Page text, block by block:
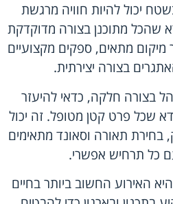
יכול להיות חוויה מרגשת
שהכל מתוכנן בצורה מדוקדקת
מתאים, ספקים מקצועיים
בצורה יצירתית.
בצורה חלקה, כדאי להיעזר
שכל פרט קטן מטופל. זה יכול
בחירת תאורה וסאונד מתאימים
כל תרחיש אפשרי.
האירוע החשוב ביותר בחיים